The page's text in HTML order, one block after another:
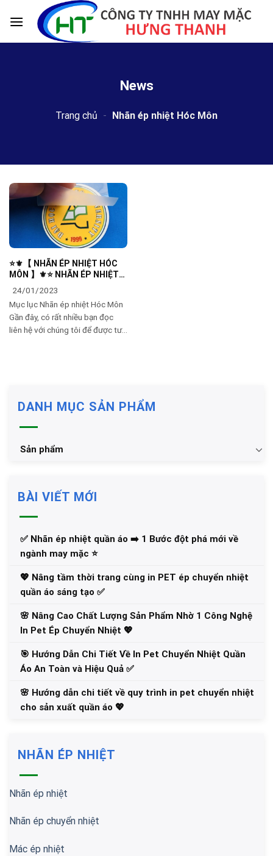
News
Trang chủ - Nhãn ép nhiệt Hóc Môn
⭐️⚜️【 NHÃN ÉP NHIỆT HÓC
MÔN 】⚜️⭐️ NHÃN ÉP NHIỆT🔥
🔥🔥🔥🔥
24/01/2023
Mục lục Nhãn ép nhiệt Hóc Môn
Gần đây, có rất nhiều bạn đọc
liên hệ với chúng tôi để được tư
DANH MỤC SẢN PHẨM
Sản phẩm
BÀI VIẾT MỚI
✅‪ Nhãn ép nhiệt quần áo ➡️ 1 Bước đột phá mới về
ngành may mặc ⭐️
💖 Nâng tầm thời trang cùng in PET ép chuyển nhiệt
quần áo sáng tạo ✅
🌸 Nâng Cao Chất Lượng Sản Phẩm Nhờ 1 Công Nghệ
In Pet Ép Chuyển Nhiệt 💖
🎯 Hướng Dẫn Chi Tiết Về In Pet Chuyển Nhiệt Quần
Áo An Toàn và Hiệu Quả ✅
🌸 Hướng dẫn chi tiết về quy trình in pet chuyển nhiệt
cho sản xuất quần áo 💖
NHÃN ÉP NHIỆT
Nhãn ép nhiệt
Nhãn ép chuyển nhiệt
Mác ép nhiệt